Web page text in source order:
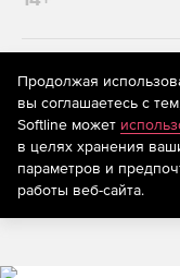
Сертификация
Сертификация
На информационном
рекомендательные
предоставления
систематизации и
предпочтениям
находящихся на
Продолжая
вы соглашаетесь с
Softline может
в целях хранения
параметров и
работы веб-сайта.